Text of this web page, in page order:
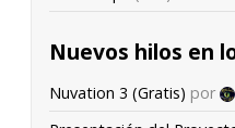
Nuevos hilos en
Nuvation 3 (Gratis) por